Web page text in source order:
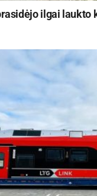
ilgai laukto